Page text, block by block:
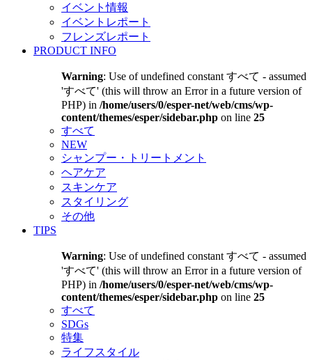
イベント情報
イベントレポート
フレンズレポート
PRODUCT INFO
Warning: Use of undefined constant すべて - assumed
'すべて' (this will throw an Error in a future version of
PHP) in /home/users/0/esper-net/web/cms/wp-
content/themes/esper/sidebar.php on line 25
すべて
NEW
シャンプー・トリートメント
ヘアケア
スキンケア
スタイリング
その他
TIPS
Warning: Use of undefined constant すべて - assumed
'すべて' (this will throw an Error in a future version of
PHP) in /home/users/0/esper-net/web/cms/wp-
content/themes/esper/sidebar.php on line 25
すべて
SDGs
特集
ライフスタイル